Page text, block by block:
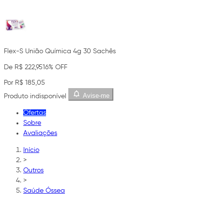
Flex-S União Química 4g 30 Sachês
De R$ 222,9516% OFF
Por R$ 185,05
Produto indisponível
Avise-me
Ofertas
Sobre
Avaliações
Início
>
Outros
>
Saúde Óssea